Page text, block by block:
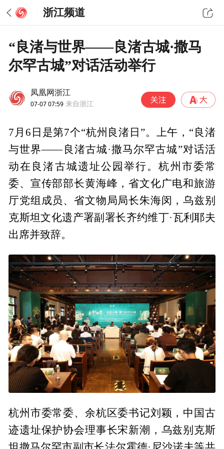
浙江频道
“良渚与世界——良渚古城·撒马
尔罕古城”对话活动举行
凤凰网浙江
07-07 07:59 来自浙江
7月6日是第7个“杭州良渚日”。上午，“良渚
与世界——良渚古城·撒马尔罕古城”对话活
动在良渚古城遗址公园举行。杭州市委常
委、宣传部部长黄海峰，省文化广电和旅游
厅党组成员、省文物局局长朱海闵，乌兹别
克斯坦文化遗产署副署长齐约维丁·瓦利耶夫
出席并致辞。
杭州市委常委、余杭区委书记刘颖，中国古
迹遗址保护协会理事长宋新潮，乌兹别克斯